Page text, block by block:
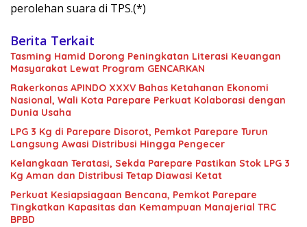
perolehan suara di TPS.(*)
Berita Terkait
Tasming Hamid Dorong Peningkatan Literasi Keuangan
Masyarakat Lewat Program GENCARKAN
Rakerkonas APINDO XXXV Bahas Ketahanan Ekonomi
Nasional, Wali Kota Parepare Perkuat Kolaborasi dengan
Dunia Usaha
LPG 3 Kg di Parepare Disorot, Pemkot Parepare Turun
Langsung Awasi Distribusi Hingga Pengecer
Kelangkaan Teratasi, Sekda Parepare Pastikan Stok LPG 3
Kg Aman dan Distribusi Tetap Diawasi Ketat
Perkuat Kesiapsiagaan Bencana, Pemkot Parepare
Tingkatkan Kapasitas dan Kemampuan Manajerial TRC
BPBD